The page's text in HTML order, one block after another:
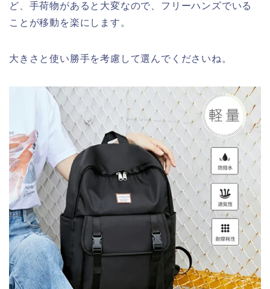
ど、手荷物があると大変なので、フリーハンズでいる
ことが移動を楽にします。
大きさと使い勝手を考慮して選んでくださいね。